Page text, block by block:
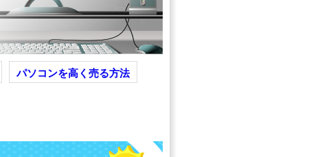
パソコンを高く売る方法